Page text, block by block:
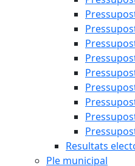
Resultats
Ple municipal